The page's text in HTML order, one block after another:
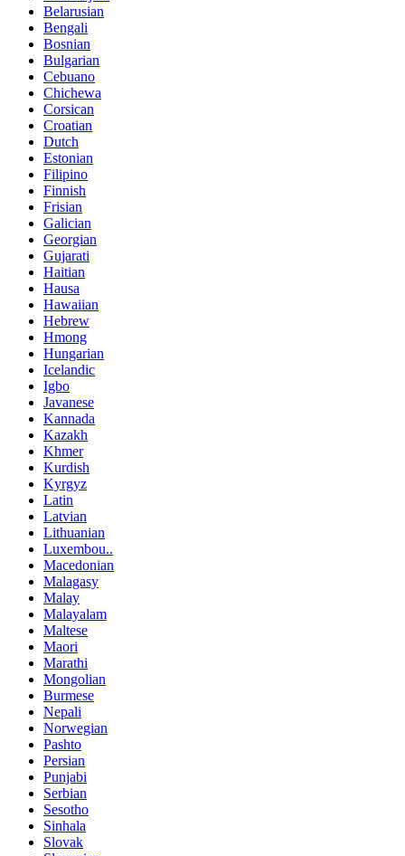
Belarusian
Bengali
Bosnian
Bulgarian
Cebuano
Chichewa
Corsican
Croatian
Dutch
Estonian
Filipino
Finnish
Frisian
Galician
Georgian
Gujarati
Haitian
Hausa
Hawaiian
Hebrew
Hmong
Hungarian
Icelandic
Igbo
Javanese
Kannada
Kazakh
Khmer
Kurdish
Kyrgyz
Latin
Latvian
Lithuanian
Luxembou..
Macedonian
Malagasy
Malay
Malayalam
Maltese
Maori
Marathi
Mongolian
Burmese
Nepali
Norwegian
Pashto
Persian
Punjabi
Serbian
Sesotho
Sinhala
Slovak